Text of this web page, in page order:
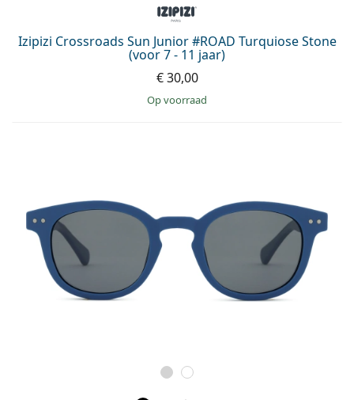
Izipizi Crossroads Sun Junior #ROAD Turquiose Stone
(voor 7 - 11 jaar)
€ 30,00
op voorraad